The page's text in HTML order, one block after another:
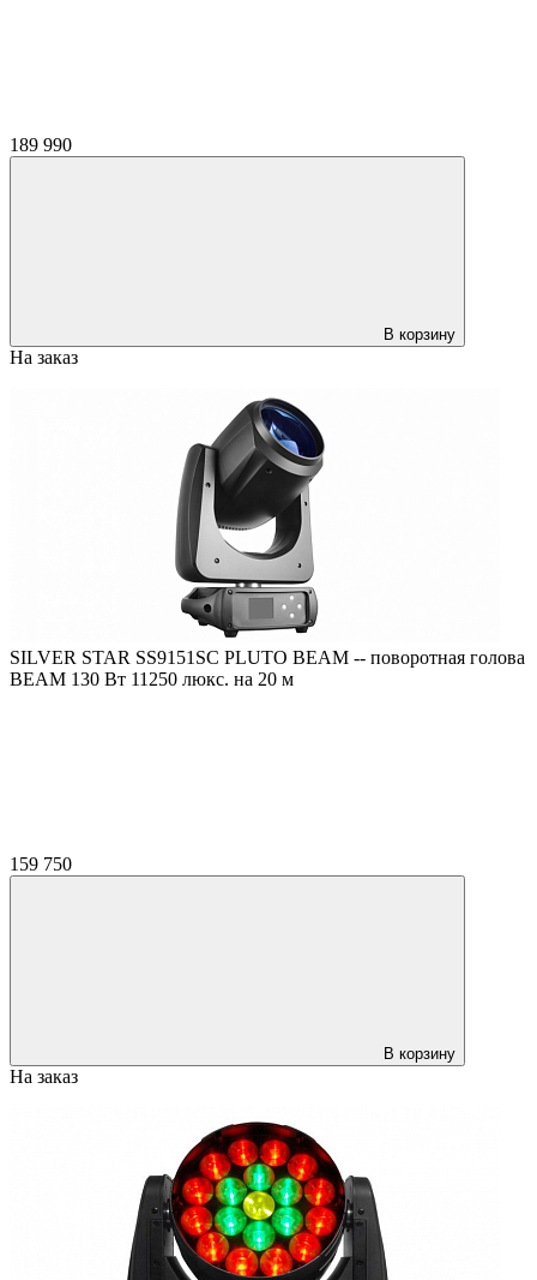
189 990
В корзину
На заказ
SILVER STAR SS9151SC PLUTO BEAM -- поворотная голова
BEAM 130 Вт 11250 люкс. на 20 м
159 750
В корзину
На заказ